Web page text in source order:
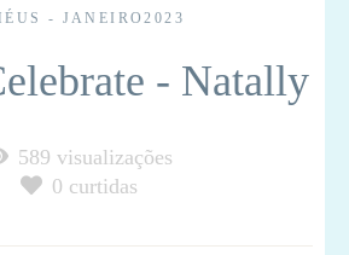
- JANEIRO2023
- Natally
589 visualizações
0 curtidas